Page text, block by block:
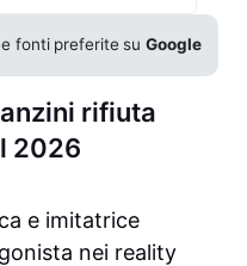
fonti preferite suGoogle
rifiuta
2026
e imitatrice
nei reality